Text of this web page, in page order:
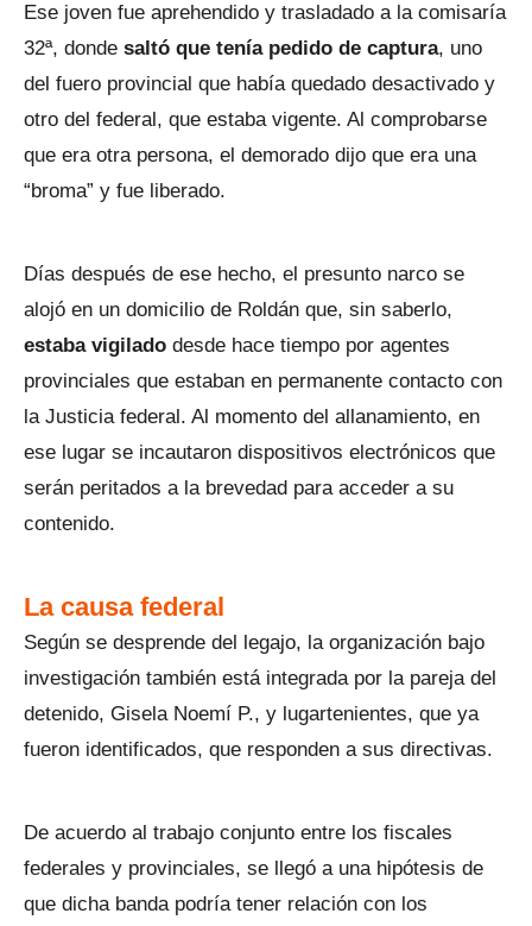
Ese joven fue aprehendido y trasladado a la comisaría
32ª, donde saltó que tenía pedido de captura, uno
del fuero provincial que había quedado desactivado y
otro del federal, que estaba vigente. Al comprobarse
que era otra persona, el demorado dijo que era una
“broma” y fue liberado.
Días después de ese hecho, el presunto narco se
alojó en un domicilio de Roldán que, sin saberlo,
estaba vigilado desde hace tiempo por agentes
provinciales que estaban en permanente contacto con
la Justicia federal. Al momento del allanamiento, en
ese lugar se incautaron dispositivos electrónicos que
serán peritados a la brevedad para acceder a su
contenido.
La causa federal
Según se desprende del legajo, la organización bajo
investigación también está integrada por la pareja del
detenido, Gisela Noemí P., y lugartenientes, que ya
fueron identificados, que responden a sus directivas.
De acuerdo al trabajo conjunto entre los fiscales
federales y provinciales, se llegó a una hipótesis de
que dicha banda podría tener relación con los